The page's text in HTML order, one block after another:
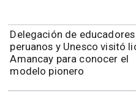
Delegación de educadores
peruanos y Unesco visitó
Amancay para conocer el
modelo pionero